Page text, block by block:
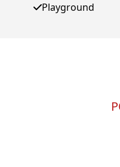
Playground